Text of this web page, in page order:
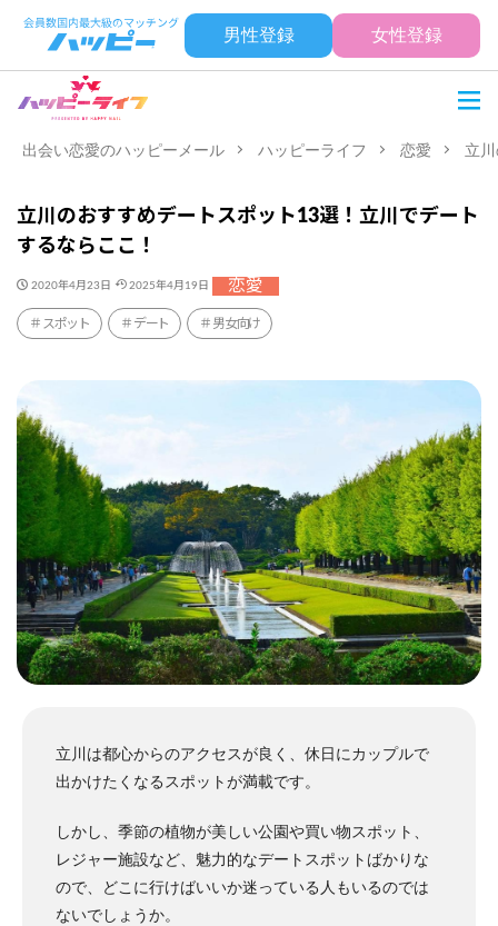
男性登録 女性登録
出会い恋愛のハッピーメール ハッピーライフ 恋愛 立
立川のおすすめデートスポット13選！立川でデート
するならここ！
2020年4月23日 2025年4月19日 恋愛
スポット デート 男女向け
立川は都心からのアクセスが良く、休日にカップルで
出かけたくなるスポットが満載です。
しかし、季節の植物が美しい公園や買い物スポット、
レジャー施設など、魅力的なデートスポットばかりな
ので、どこに行けばいいか迷っている人もいるのでは
ないでしょうか。